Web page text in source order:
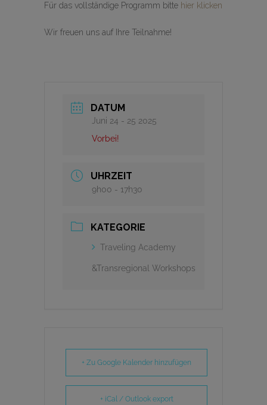
Für das vollständige Programm bitte hier klicken
Wir freuen uns auf Ihre Teilnahme!
DATUM
Juni 24 - 25 2025
Vorbei!
UHRZEIT
9h00 - 17h30
KATEGORIE
Traveling Academy
&Transregional Workshops
+ Zu Google Kalender hinzufügen
+ iCal / Outlook export